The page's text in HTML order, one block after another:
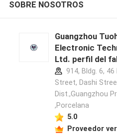
SOBRE NOSOTROS
Guangzhou
Electronic
Ltd. perfil del
914, Bldg. 6,
Street, Dashi
Dist.,Guangzhou
,Porcelana
5.0
Proveedor